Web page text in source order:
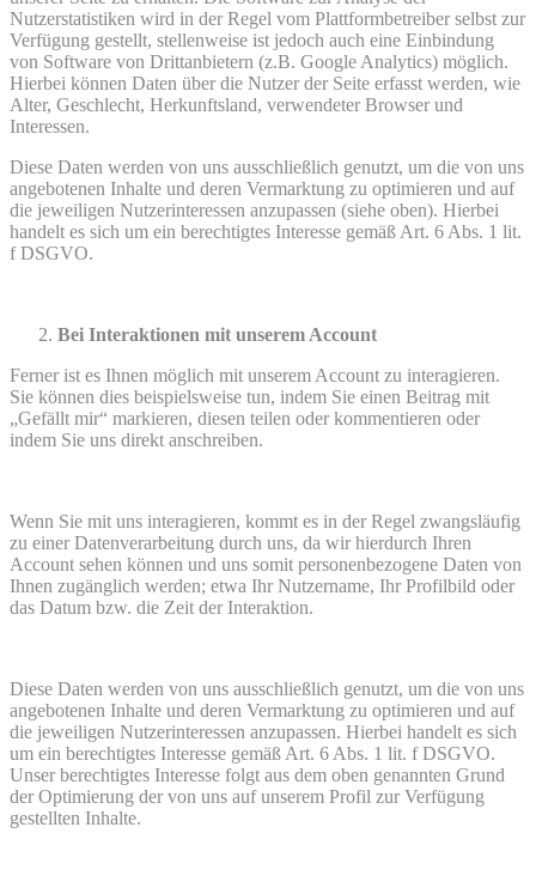
Nutzerstatistiken wird in der Regel vom Plattformbetreiber selbst zur
Verfügung gestellt, stellenweise ist jedoch auch eine Einbindung
von Software von Drittanbietern (z.B. Google Analytics) möglich.
Hierbei können Daten über die Nutzer der Seite erfasst werden, wie
Alter, Geschlecht, Herkunftsland, verwendeter Browser und
Interessen.
Diese Daten werden von uns ausschließlich genutzt, um die von uns
angebotenen Inhalte und deren Vermarktung zu optimieren und auf
die jeweiligen Nutzerinteressen anzupassen (siehe oben). Hierbei
handelt es sich um ein berechtigtes Interesse gemäß Art. 6 Abs. 1 lit.
f DSGVO.
Bei Interaktionen mit unserem Account
Ferner ist es Ihnen möglich mit unserem Account zu interagieren.
Sie können dies beispielsweise tun, indem Sie einen Beitrag mit
„Gefällt mir“ markieren, diesen teilen oder kommentieren oder
indem Sie uns direkt anschreiben.
Wenn Sie mit uns interagieren, kommt es in der Regel zwangsläufig
zu einer Datenverarbeitung durch uns, da wir hierdurch Ihren
Account sehen können und uns somit personenbezogene Daten von
Ihnen zugänglich werden; etwa Ihr Nutzername, Ihr Profilbild oder
das Datum bzw. die Zeit der Interaktion.
Diese Daten werden von uns ausschließlich genutzt, um die von uns
angebotenen Inhalte und deren Vermarktung zu optimieren und auf
die jeweiligen Nutzerinteressen anzupassen. Hierbei handelt es sich
um ein berechtigtes Interesse gemäß Art. 6 Abs. 1 lit. f DSGVO.
Unser berechtigtes Interesse folgt aus dem oben genannten Grund
der Optimierung der von uns auf unserem Profil zur Verfügung
gestellten Inhalte.